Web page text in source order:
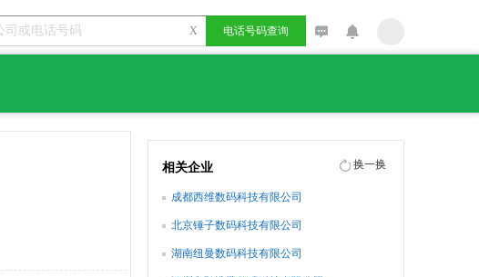
X 电话号码查询
相关企业 换一换
成都西维数码科技有限公司
北京锤子数码科技有限公司
湖南纽曼数码科技有限公司